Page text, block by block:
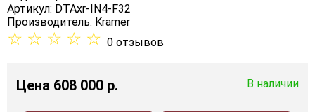
Артикул: DTAxr-IN4-F32
Производитель: Kramer
☆ ☆ ☆ ☆ ☆ 0 отзывов
Цена 608 000 p. В наличии